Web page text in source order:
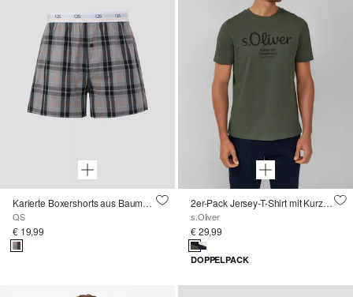
Karierte Boxershorts aus Baumwolle
QS
€ 19,99
2er-Pack Jersey-T-Shirt mit Kurzarm und Rundhalsausschnitt
s.Oliver
€ 29,99
DOPPELPACK